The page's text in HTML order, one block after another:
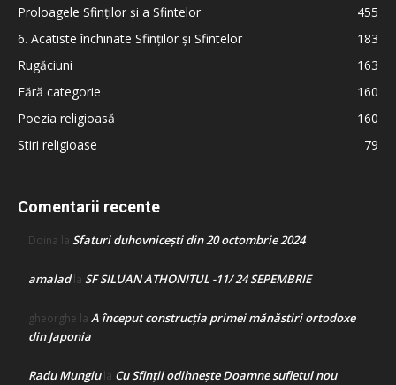
Proloagele Sfinților și a Sfintelor
455
6. Acatiste închinate Sfinților și Sfintelor
183
Rugăciuni
163
Fără categorie
160
Poezia religioasă
160
Stiri religioase
79
Comentarii recente
Doina la Sfaturi duhovnicești din 20 octombrie 2024
amaladla SF SILUAN ATHONITUL -11/ 24 SEPEMBRIE
gheorghe la A început construcţia primei mănăstiri ortodoxe
din Japonia
Radu Mungiula Cu Sfinții odihnește Doamne sufletul nou